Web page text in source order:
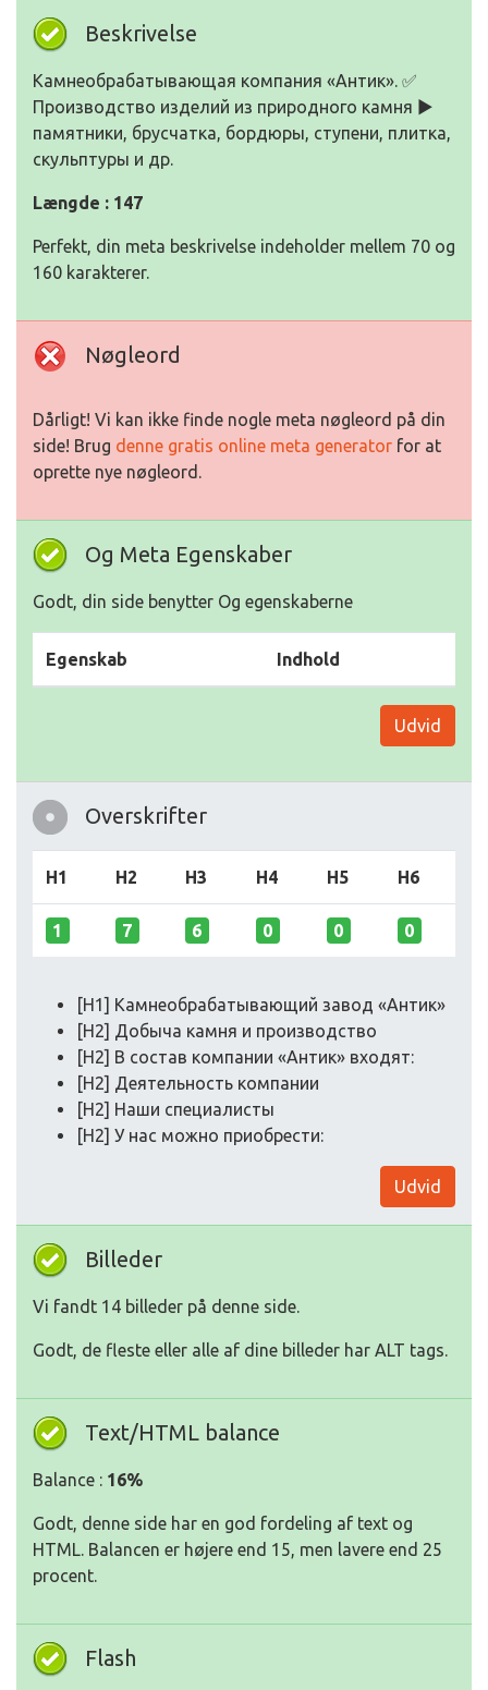
Beskrivelse
Камнеобрабатывающая компания «Антик». ✅
Производство изделий из природного камня ▶
памятники, брусчатка, бордюры, ступени, плитка,
скульптуры и др.
Længde : 147
Perfekt, din meta beskrivelse indeholder mellem 70 og
160 karakterer.
Nøgleord
Dårligt! Vi kan ikke finde nogle meta nøgleord på din
side! Brug denne gratis online meta generator for at
oprette nye nøgleord.
Og Meta Egenskaber
Godt, din side benytter Og egenskaberne
Egenskab Indhold
Udvid
Overskrifter
H1 H2 H3 H4 H5 H6
1 7 6 0 0 0
[H1] Камнеобрабатывающий завод «Антик»
[H2] Добыча камня и производство
[H2] В состав компании «Антик» входят:
[H2] Деятельность компании
[H2] Наши специалисты
[H2] У нас можно приобрести:
Udvid
Billeder
Vi fandt 14 billeder på denne side.
Godt, de fleste eller alle af dine billeder har ALT tags.
Text/HTML balance
Balance : 16%
Godt, denne side har en god fordeling af text og
HTML. Balancen er højere end 15, men lavere end 25
procent.
Flash